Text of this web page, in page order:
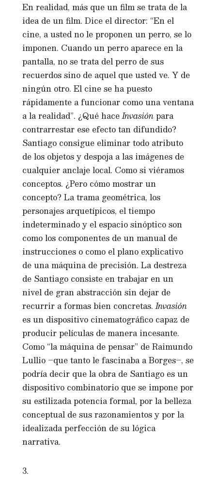
En realidad, más que un film se trata de la
idea de un film. Dice el director: “En el
cine, a usted no le proponen un perro, se lo
imponen. Cuando un perro aparece en la
pantalla, no se trata del perro de sus
recuerdos sino de aquel que usted ve. Y de
ningún otro. El cine se ha puesto
rápidamente a funcionar como una ventana
a la realidad”. ¿Qué haceInvasiónpara
contrarrestar ese efecto tan difundido?
Santiago consigue eliminar todo atributo
de los objetos y despoja a las imágenes de
cualquier anclaje local. Como si viéramos
conceptos. ¿Pero cómo mostrar un
concepto? La trama geométrica, los
personajes arquetípicos, el tiempo
indeterminado y el espacio sinóptico son
como los componentes de un manual de
instrucciones o como el plano explicativo
de una máquina de precisión. La destreza
de Santiago consiste en trabajar en un
nivel de gran abstracción sin dejar de
recurrir a formas bien concretas.Invasión
es un dispositivo cinematográfico capaz de
producir películas de manera incesante.
Como “la máquina de pensar” de Raimundo
Lullio –que tanto le fascinaba a Borges–, se
podría decir que la obra de Santiago es un
dispositivo combinatorio que se impone por
su estilizada potencia formal, por la belleza
conceptual de sus razonamientos y por la
idealizada perfección de su lógica
narrativa.
3.